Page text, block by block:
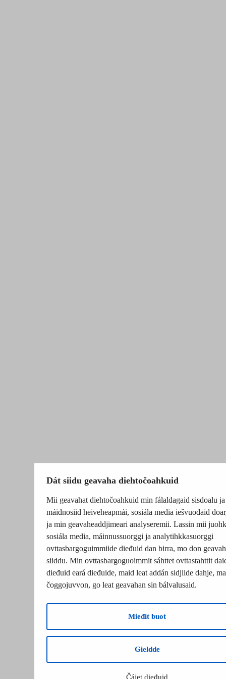
Dát siidu geavaha diehtočoahkuid
Mii geavahat diehtočoahkuid min fálaldagaid sisdoalu ja
máidnosiid heiveheapmái, sosiála media iešvuođaid
ja min geavaheaddjimeari analyseremii. Lassin mii
sosiála media, máinnussuorggi ja analytihkkasuorggi
ovttasbargoguimmiide dieđuid dan birra, mo don
siiddu. Min ovttasbargoguoimmit sáhttet ovttastahttit
dieđuid eará dieđuide, maid leat addán sidjiide dahje,
čoggojuvvon, go leat geavahan sin bálvalusaid.
Mieđit buot
Gieldde
Čájet dieđuid